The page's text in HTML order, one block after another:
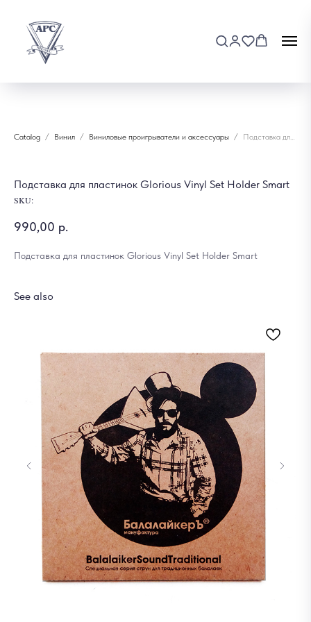
Catalog Винил Виниловые проигрыватели и аксессуары Подставка для пластинок Glorious Vinyl Set Holder Smart
Подставка для пластинок Glorious Vinyl Set Holder Smart
SKU:
990,00 р.
Подставка для пластинок Glorious Vinyl Set Holder Smart
See also